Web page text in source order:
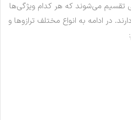
تقسیم می‌شوند که هر کدام ویژگی‌ها
در ادامه به انواع مختلف ترازوها و